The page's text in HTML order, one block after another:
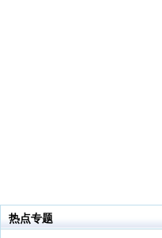
热点专题